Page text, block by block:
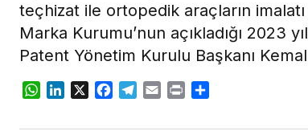
teçhizat ile ortopedik araçların
Marka Kurumu’nun açıkladığı 2023
Patent Yönetim Kurulu Başkanı
WhatsApp
LinkedIn
X Facebook
Telegram
Email Print